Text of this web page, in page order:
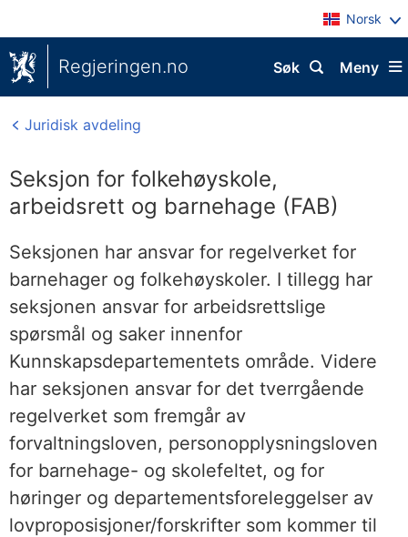
Norsk
Regjeringen.no Meny
Søk
Juridisk avdeling
Seksjon for folkehøyskole,
arbeidsrett og barnehage (FAB)
Seksjonen har ansvar for regelverket for
barnehager og folkehøyskoler. I tillegg har
seksjonen ansvar for arbeidsrettslige
spørsmål og saker innenfor
Kunnskapsdepartementets område. Videre
har seksjonen ansvar for det tverrgående
regelverket som fremgår av
forvaltningsloven, personopplysningsloven
for barnehage- og skolefeltet, og for
høringer og departementsforeleggelser av
lovproposisjoner/forskrifter som kommer til